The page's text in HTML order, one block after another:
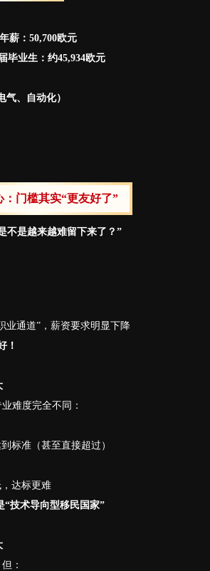
薪：50,700欧元
毕业生：约45,934欧元
气、自动化）
：门槛其实“更友好了”
不是越来越难留下来了？”
业通道”，薪资要求明显下降
！
难度完全不同：
标准（甚至直接超过）
达标更难
“技术导向型移民国家”
：